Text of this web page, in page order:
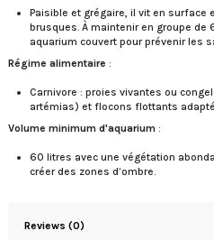
Paisible et grégaire, il vit en
brusques. À maintenir en groupe de
aquarium couvert pour prévenir les
Régime alimentaire :
Carnivore : proies vivantes ou
artémias) et flocons flottants
Volume minimum d'aquarium :
60 litres avec une végétation
créer des zones d’ombre.
Reviews (0)